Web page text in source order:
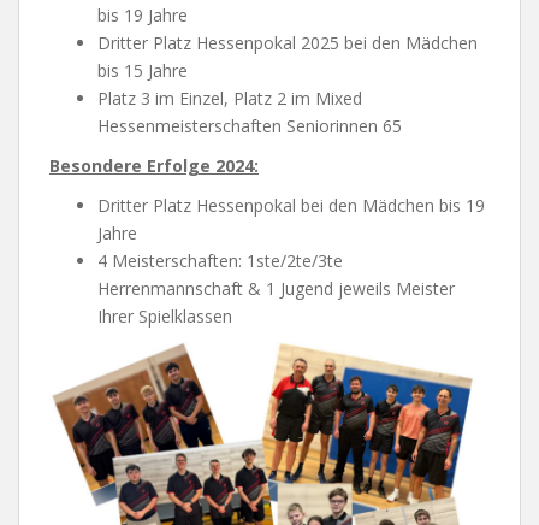
bis 19 Jahre
Dritter Platz Hessenpokal 2025 bei den Mädchen
bis 15 Jahre
Platz 3 im Einzel, Platz 2 im Mixed
Hessenmeisterschaften Seniorinnen 65
Besondere Erfolge 2024:
Dritter Platz Hessenpokal bei den Mädchen bis 19
Jahre
4 Meisterschaften: 1ste/2te/3te
Herrenmannschaft & 1 Jugend jeweils Meister
Ihrer Spielklassen